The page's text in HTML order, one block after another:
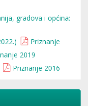
gradova i općina:
Priznanje
2019
Priznanje 2016